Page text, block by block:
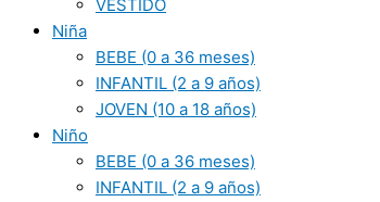
VESTIDO
Niña
BEBE (0 a 36 meses)
INFANTIL (2 a 9 años)
JOVEN (10 a 18 años)
Niño
BEBE (0 a 36 meses)
INFANTIL (2 a 9 años)